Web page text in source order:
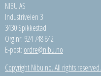
NIBU AS
Industriveien 3
3430 Spikkestad
Org.nr: 924 748 842
E-post: ordre@nibu.no
Copyright Nibu.no. All rights reserved.